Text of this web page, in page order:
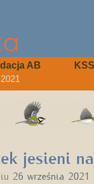
AB
jesieni
26 września 2021